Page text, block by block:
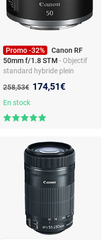
Promo -32%
Canon RF
50mm f/1.8 STM - Objectif
standard hybride plein
Ancien prix :
258,53€ Nouveau prix :
174,51€
En stock